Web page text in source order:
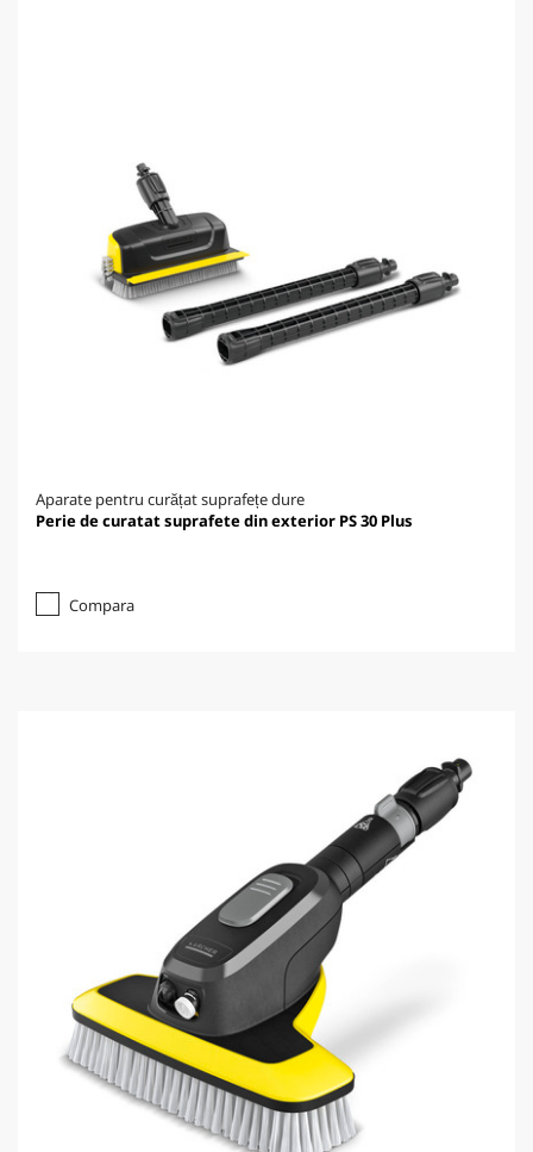
Aparate pentru curățat suprafețe dure
Perie de curatat suprafete din exterior PS 30 Plus
Compara